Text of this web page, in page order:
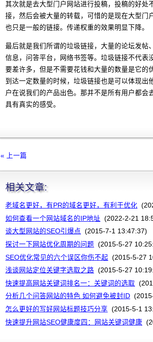
其次就是去大型门户网站进行投稿，投稿的好处
接，然后会被大量的转载，可惜的是现在大型门
也只是一般的链接。传递权重的效果明显下降。
最后就是我们所谓的垃圾链接，大量的论坛发帖
信息，问答平台，网络书签等。垃圾链接不代表
要差许多，但是不需要花钱和大量的数量是它的
到达一定数量的时候，垃圾链接也是可以体现出
户在说我们的产品出色。那并不是所有用户都会
具有真实的感受。
« 上一篇
相关文章:
老域名更好，有PR的域名更好，有利于优化
如何查看一个网站域名的IP地址 (2022-2-21
谈大型网站的SEO引爆点 (2015-7-1 13:47:37)
探讨一下网站优化周期的问题 (2015-5-27
SEO优化常见的六个误区你伤不起 (2015-5-27
浅谈网站定位关键字选取之路 (2015-5-27
快速提高网站关键词排名一：关键词的选取
分析几个问答网站的特色 如何避免被封ID
怎么更好的写好网站标题技巧分享 (2015-5-1
快速提升网站SEO健康度四：网站关键词健康